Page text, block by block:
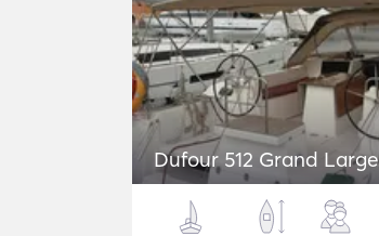
Dufour 512 Grand Large